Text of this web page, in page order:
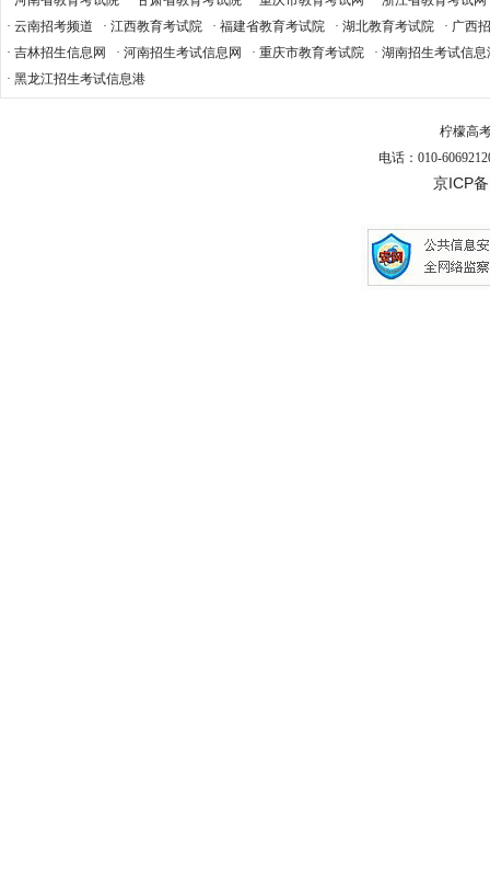
· 云南招考频道
· 江西教育考试院 · 福建省教育考试院 · 湖北教育考试院
· 广西
· 吉林招生信息网
· 河南招生考试信息网 · 重庆市教育考试院
· 湖南招生考试信息
· 黑龙江招生考试信息港
柠檬高
电话：010-
京ICP